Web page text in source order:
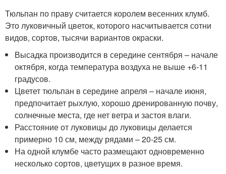
Тюльпан по праву считается королем весенних клумб.
Это луковичный цветок, которого насчитывается сотни
видов, сортов, тысячи вариантов окраски.
Высадка производится в середине сентября – начале
октября, когда температура воздуха не выше +6-11
градусов.
Цветет тюльпан в середине апреля – начале июня,
предпочитает рыхлую, хорошо дренированную почву,
солнечные места, где нет ветра и застоя влаги.
Расстояние от луковицы до луковицы делается
примерно 10 см, между рядами – 20-25 см.
На одной клумбе часто размещают одновременно
несколько сортов, цветущих в разное время.